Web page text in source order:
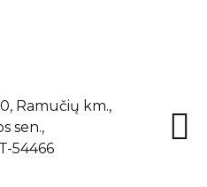
Ramučių km.,
sen.,
54466